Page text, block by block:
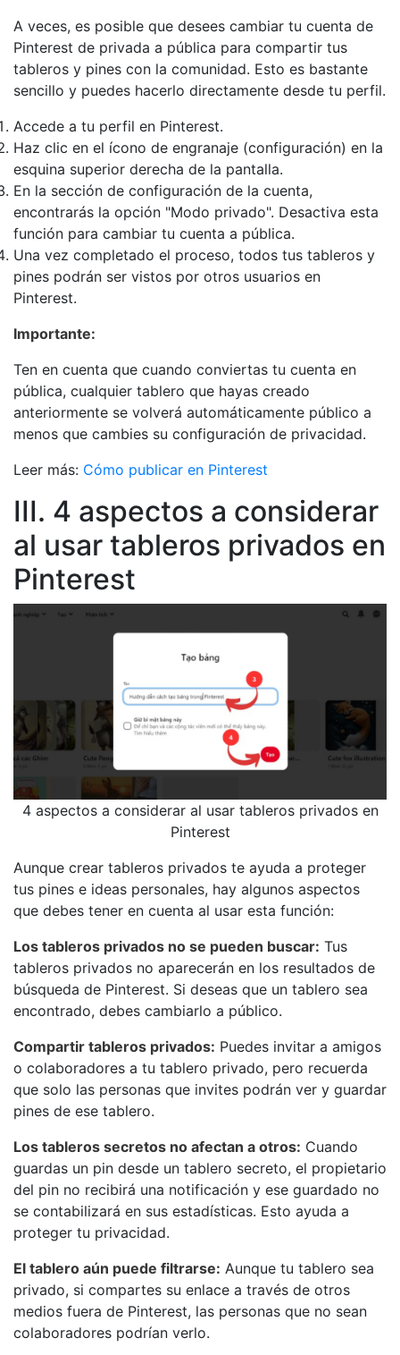
A veces, es posible que desees cambiar tu cuenta de
Pinterest de privada a pública para compartir tus
tableros y pines con la comunidad. Esto es bastante
sencillo y puedes hacerlo directamente desde tu perfil.
Accede a tu perfil en Pinterest.
Haz clic en el ícono de engranaje (configuración) en la
esquina superior derecha de la pantalla.
En la sección de configuración de la cuenta,
encontrarás la opción "Modo privado". Desactiva esta
función para cambiar tu cuenta a pública.
Una vez completado el proceso, todos tus tableros y
pines podrán ser vistos por otros usuarios en
Pinterest.
Importante:
Ten en cuenta que cuando conviertas tu cuenta en
pública, cualquier tablero que hayas creado
anteriormente se volverá automáticamente público a
menos que cambies su configuración de privacidad.
Leer más: Cómo publicar en Pinterest
III. 4 aspectos a considerar
al usar tableros privados en
Pinterest
4 aspectos a considerar al usar tableros privados en
Pinterest
Aunque crear tableros privados te ayuda a proteger
tus pines e ideas personales, hay algunos aspectos
que debes tener en cuenta al usar esta función:
Los tableros privados no se pueden buscar: Tus
tableros privados no aparecerán en los resultados de
búsqueda de Pinterest. Si deseas que un tablero sea
encontrado, debes cambiarlo a público.
Compartir tableros privados: Puedes invitar a amigos
o colaboradores a tu tablero privado, pero recuerda
que solo las personas que invites podrán ver y guardar
pines de ese tablero.
Los tableros secretos no afectan a otros: Cuando
guardas un pin desde un tablero secreto, el propietario
del pin no recibirá una notificación y ese guardado no
se contabilizará en sus estadísticas. Esto ayuda a
proteger tu privacidad.
El tablero aún puede filtrarse: Aunque tu tablero sea
privado, si compartes su enlace a través de otros
medios fuera de Pinterest, las personas que no sean
colaboradores podrían verlo.